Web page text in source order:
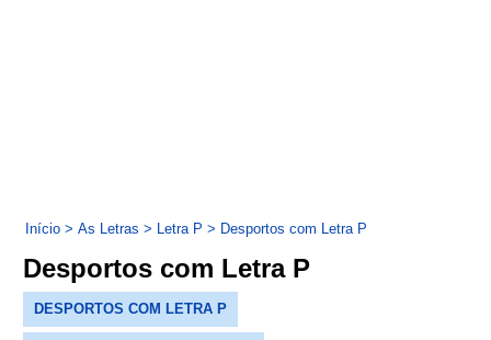
Início > As Letras > Letra P > Desportos com Letra P
Desportos com Letra P
DESPORTOS COM LETRA P